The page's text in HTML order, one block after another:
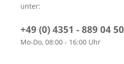
unter:
+49 (0) 4351 - 889 04 50
Mo-Do, 08:00 - 16:00 Uhr